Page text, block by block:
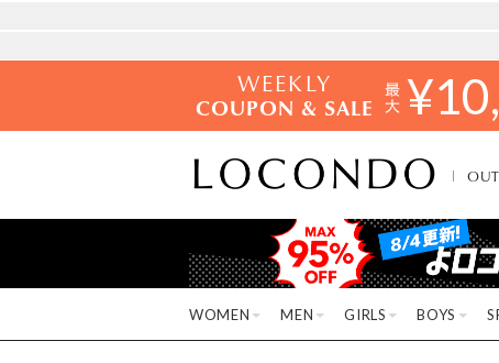
WEEKLY
COUPON & SALE ¥
WOMEN MEN GIRLS BOYS